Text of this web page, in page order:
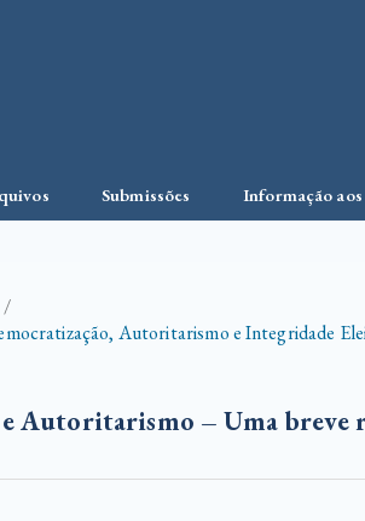
Submissões Informação
/
Autoritarismo e Integridade
Autoritarismo – Uma breve